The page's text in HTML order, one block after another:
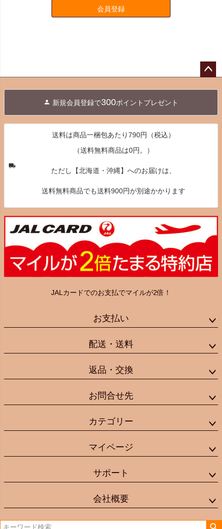
会員登録
へ
新規会員登録で300ポイントプレゼント
送料は商品一梱包あたり790円（税込）
（送料無料商品は0円。）
ただし【北海道・沖縄】へのお届けは、
送料無料商品でも送料900円が別途かかります
JALカードでのお支払でマイルが2倍！
お支払い
配送・送料
返品・交換
お問合せ先
カテゴリー
マイページ
サポート
会社概要